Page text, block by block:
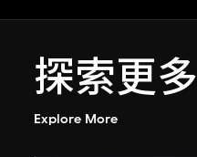
探索更多
Explore More